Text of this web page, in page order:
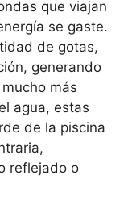
que viajan
se gaste.
de gotas,
generando
más
agua, estas
de la piscina
reflejado o